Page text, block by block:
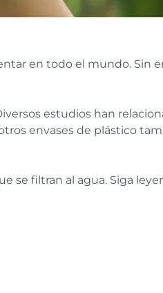
en todo el mundo. Sin
estudios han
envases de plástico
se filtran al agua. Siga